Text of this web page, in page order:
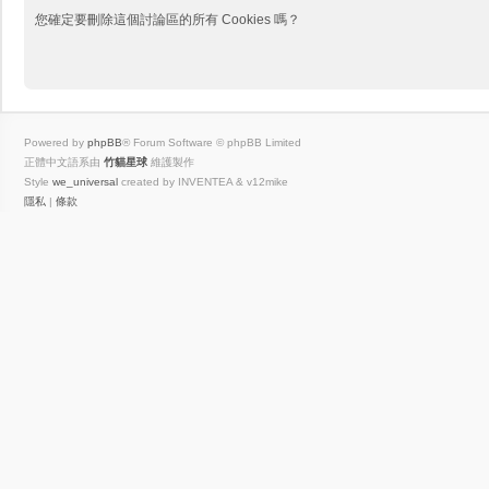
您確定要刪除這個討論區的所有 Cookies 嗎？
Powered by phpBB® Forum Software © phpBB Limited
正體中文語系由 竹貓星球 維護製作
Style we_universal created by INVENTEA & v12mike
隱私 | 條款